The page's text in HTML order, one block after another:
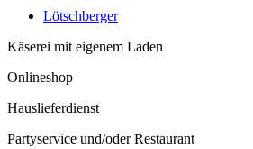
Lötschberger
Käserei mit eigenem Laden
Onlineshop
Hauslieferdienst
Partyservice und/oder Restaurant